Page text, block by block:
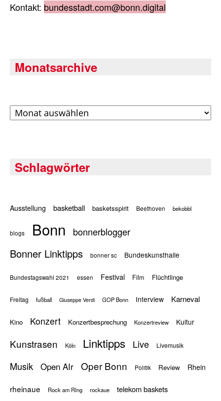
Kontakt: bundesstadt.com@bonn.digital
Monatsarchive
Archiv
Schlagwörter
Ausstellung basketball basketsspirit Beethoven bekobbl
blogs Bonn bonnerblogger
Bonner Linktipps bonner sc Bundeskunsthalle
Bundestagswahl 2021 essen Festival Film Flüchtlinge
Freitag fußball Giuseppe Verdi GOP Bonn Interview Karneval
Kino Konzert Konzertbesprechung Konzertreview Kultur
Kunstrasen Köln Linktipps Live Livemusik
Musik Open AIr Oper Bonn Politik Review Rhein
rheinaue Rock am RIng rockaue telekom baskets